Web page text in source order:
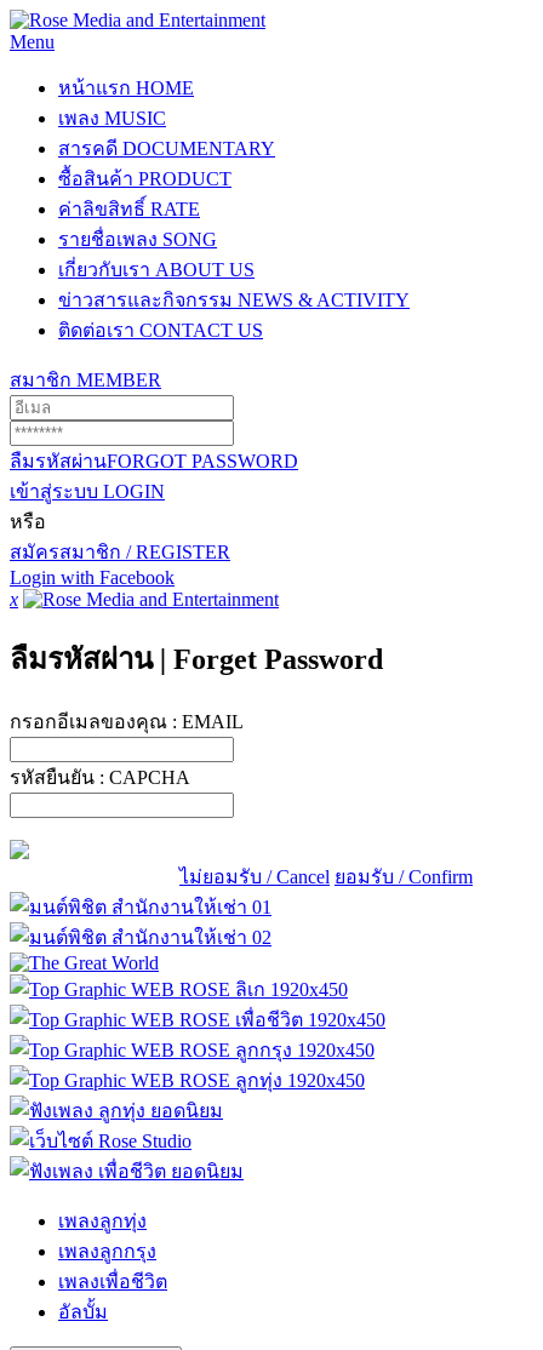
Menu
หน้าแรก HOME
เพลง MUSIC
สารคดี DOCUMENTARY
ซื้อสินค้า PRODUCT
ค่าลิขสิทธิ์ RATE
รายชื่อเพลง SONG
เกี่ยวกับเรา ABOUT US
ข่าวสารและกิจกรรม NEWS & ACTIVITY
ติดต่อเรา CONTACT US
สมาชิก MEMBER
ลืมรหัสผ่านFORGOT PASSWORD
เข้าสู่ระบบ LOGIN
หรือ
สมัครสมาชิก / REGISTER
Login with Facebook
x
ลืมรหัสผ่าน | Forget Password
กรอกอีเมลของคุณ : EMAIL
รหัสยืนยัน : CAPCHA
ไม่ยอมรับ / Cancel ยอมรับ / Confirm
เพลงลูกทุ่ง
เพลงลูกกรุง
เพลงเพื่อชีวิต
อัลบั้ม